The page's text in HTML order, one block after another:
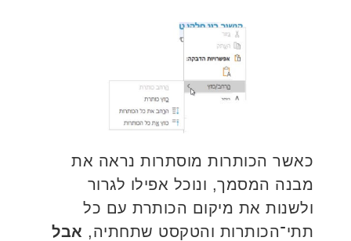
כאשר הכותרות מוסתרות נראה את
מבנה המסמך, ונוכל אפילו לגרור
ולשנות את מיקום הכותרת עם כל
תתי־הכותרות והטקסט שתחתיה, אבל